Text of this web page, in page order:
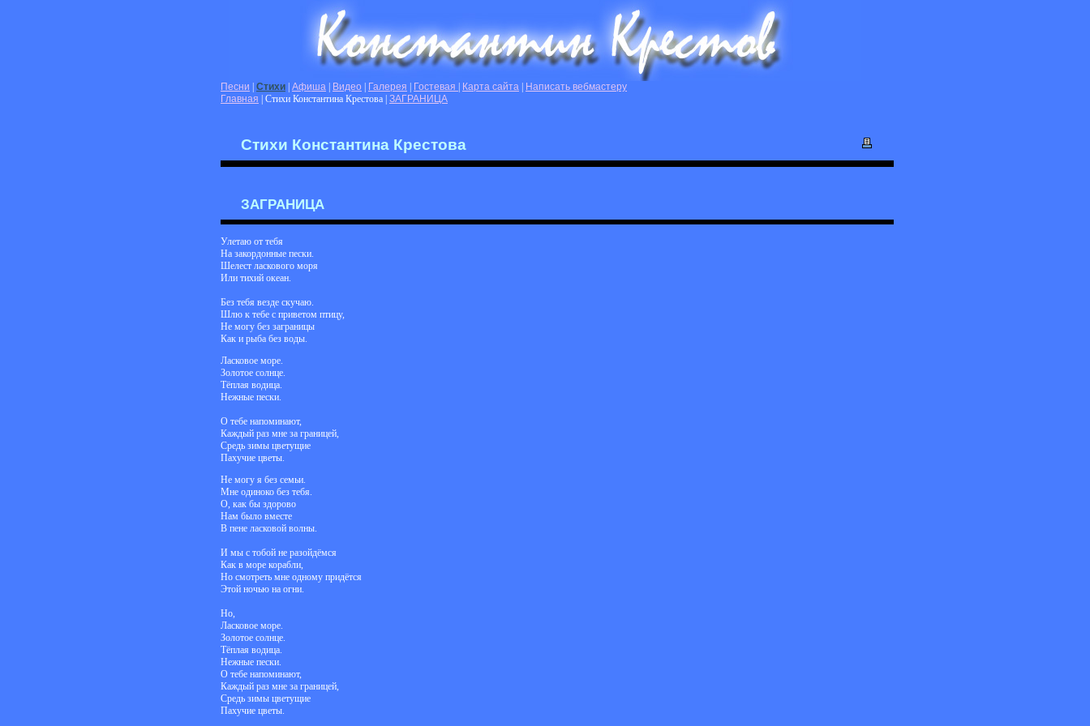
Песни Стихи Афиша Видео Галерея Гостевая Карта сайта
Написать вебмастеру
Главная | Стихи Константина Крестова ЗАГРАНИЦА
Стихи Константина Крестова
ЗАГРАНИЦА
Улетаю от тебя
На закордонные пески.
Шелест ласкового моря
Или тихий океан.
Без тебя везде скучаю.
Шлю к тебе с приветом птицу,
Не могу без заграницы
Как и рыба без воды.
Ласковое море.
Золотое солнце.
Тёплая водица.
Нежные пески.
О тебе напоминают,
Каждый раз мне за границей,
Средь зимы цветущие
Пахучие цветы.
Не могу я без семьи.
Мне одиноко без тебя.
О, как бы здорово
Нам было вместе
В пене ласковой волны.
И мы с тобой не разойдёмся
Как в море корабли,
Но смотреть мне одному придётся
Этой ночью на огни.
Но,
Ласковое море.
Золотое солнце.
Тёплая водица.
Нежные пески.
О тебе напоминают,
Каждый раз мне за границей,
Средь зимы цветущие
Пахучие цветы.